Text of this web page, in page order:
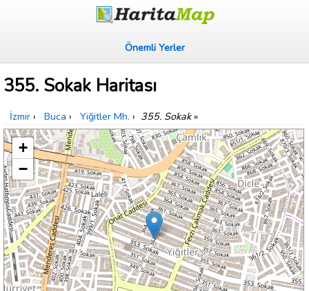
Önemli Yerler
355. Sokak Haritası
İzmir › Buca › Yiğitler Mh. › 355. Sokak»
+
−